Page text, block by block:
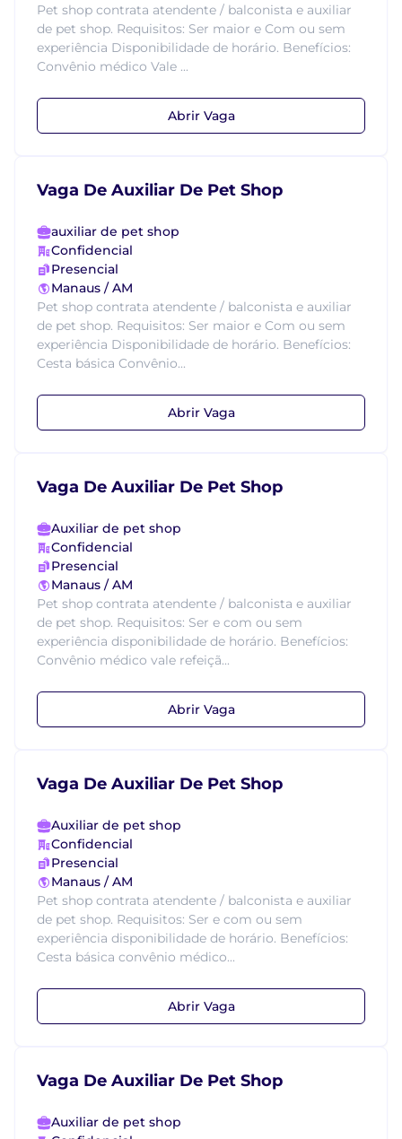
Pet shop contrata atendente / balconista e auxiliar
de pet shop. Requisitos: Ser maior e Com ou sem
experiência Disponibilidade de horário. Benefícios:
Convênio médico Vale ...
Abrir Vaga
Vaga De Auxiliar De Pet Shop
auxiliar de pet shop
Confidencial
Presencial
Manaus / AM
Pet shop contrata atendente / balconista e auxiliar
de pet shop. Requisitos: Ser maior e Com ou sem
experiência Disponibilidade de horário. Benefícios:
Cesta básica Convênio...
Abrir Vaga
Vaga De Auxiliar De Pet Shop
Auxiliar de pet shop
Confidencial
Presencial
Manaus / AM
Pet shop contrata atendente / balconista e auxiliar
de pet shop. Requisitos: Ser e com ou sem
experiência disponibilidade de horário. Benefícios:
Convênio médico vale refeiçã...
Abrir Vaga
Vaga De Auxiliar De Pet Shop
Auxiliar de pet shop
Confidencial
Presencial
Manaus / AM
Pet shop contrata atendente / balconista e auxiliar
de pet shop. Requisitos: Ser e com ou sem
experiência disponibilidade de horário. Benefícios:
Cesta básica convênio médico...
Abrir Vaga
Vaga De Auxiliar De Pet Shop
Auxiliar de pet shop